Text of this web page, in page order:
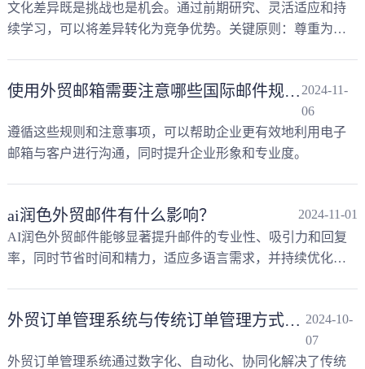
文化差异既是挑战也是机会。通过前期研究、灵活适应和持
续学习，可以将差异转化为竞争优势。关键原则：尊重为前
使用外贸邮箱需要注意哪些国际邮件规则？ 2024-11-
06
遵循这些规则和注意事项，可以帮助企业更有效地利用电子
邮箱与客户进行沟通，同时提升企业形象和专业度。
ai润色外贸邮件有什么影响？
2024-11-01
AI润色外贸邮件能够显著提升邮件的专业性、吸引力和回复
率，同时节省时间和精力，适应多语言需求，并持续优化邮
外贸订单管理系统与传统订单管理方式的对比？ 2024-10-
07
外贸订单管理系统通过数字化、自动化、协同化解决了传统